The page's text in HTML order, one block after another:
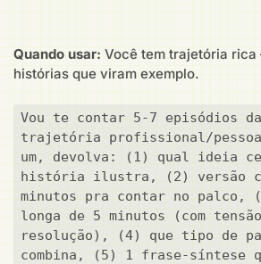
Quando usar: Você tem trajetória
histórias que viram exemplo.
Vou te contar 5-7 episódios da
trajetória profissional/
um, devolva: (1) qual ideia
história ilustra, (2) versão
minutos pra contar no palco,
longa de 5 minutos (com
resolução), (4) que tipo de
combina, (5) 1 frase-síntese